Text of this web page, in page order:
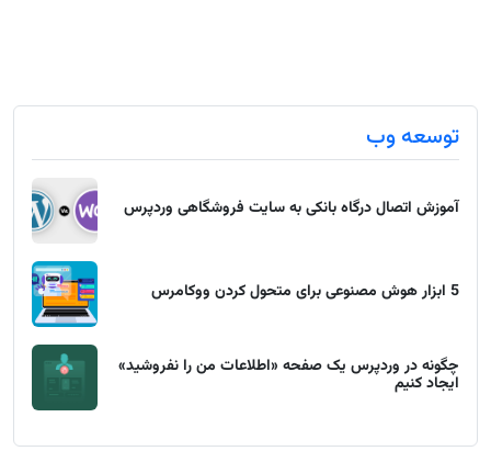
توسعه وب
آموزش اتصال درگاه بانکی به سایت فروشگاهی وردپرس
5 ابزار هوش مصنوعی برای متحول کردن ووکامرس
چگونه در وردپرس یک صفحه «اطلاعات من را نفروشید»
ایجاد کنیم